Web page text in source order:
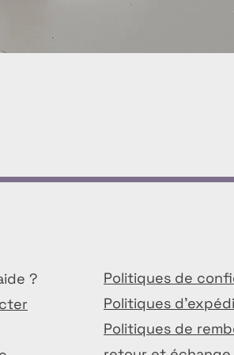
?
Politiques de
Politiques
Politiques de